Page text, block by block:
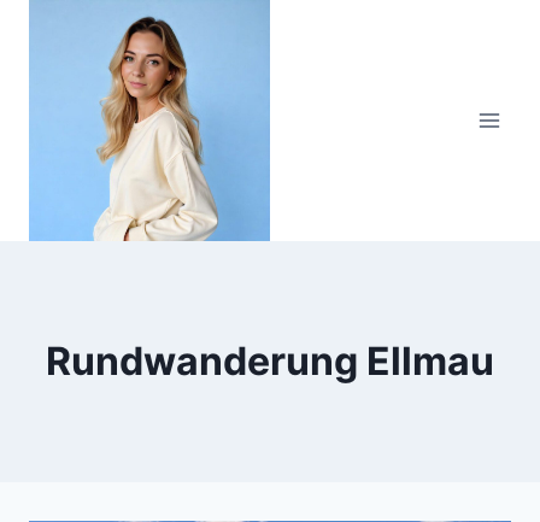
Rundwanderung Ellmau